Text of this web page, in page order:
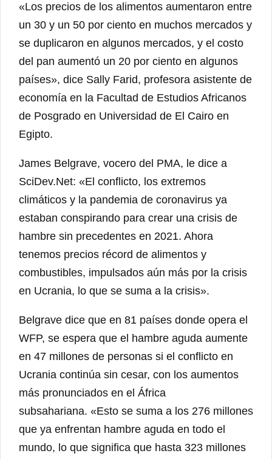
«Los precios de los alimentos aumentaron entre
un 30 y un 50 por ciento en muchos mercados y
se duplicaron en algunos mercados, y el costo
del pan aumentó un 20 por ciento en algunos
países», dice Sally Farid, profesora asistente de
economía en la Facultad de Estudios Africanos
de Posgrado en Universidad de El Cairo en
Egipto.
James Belgrave, vocero del PMA, le dice a
SciDev.Net: «El conflicto, los extremos
climáticos y la pandemia de coronavirus ya
estaban conspirando para crear una crisis de
hambre sin precedentes en 2021. Ahora
tenemos precios récord de alimentos y
combustibles, impulsados ​​aún más por la crisis
en Ucrania, lo que se suma a la crisis».
Belgrave dice que en 81 países donde opera el
WFP, se espera que el hambre aguda aumente
en 47 millones de personas si el conflicto en
Ucrania continúa sin cesar, con los aumentos
más pronunciados en el África
subsahariana. «Esto se suma a los 276 millones
que ya enfrentan hambre aguda en todo el
mundo, lo que significa que hasta 323 millones